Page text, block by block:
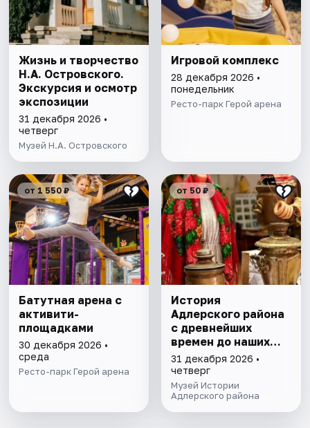
Жизнь и творчество
Н.А. Островского.
Экскурсия и осмотр
экспозиции
31 декабря 2026 •
четверг
Музей Н.А. Островского
Игровой комплекс
28 декабря 2026 •
понедельник
Ресто-парк Герой арена
от 1 550 ₽
Батутная арена с
активити-
площадками
30 декабря 2026 •
среда
Ресто-парк Герой арена
от 50 ₽
История
Адлерского района
с древнейших
времен до наших
дней. Экскурсия
31 декабря 2026 •
четверг
Музей Истории
Адлерского района